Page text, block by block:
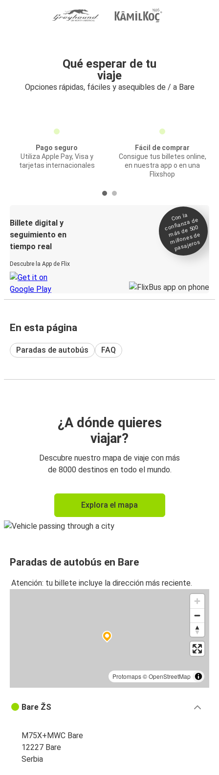
Qué esperar de tu
viaje
Opciones rápidas, fáciles y asequibles de / a Bare
Pago seguro
Utiliza Apple Pay, Visa y
tarjetas internacionales
Fácil de comprar
Consigue tus billetes online,
en nuestra app o en una
Flixshop
Billete digital y
seguimiento en
tiempo real
Descubre la App de Flix
Con la
confianza de
más de 500
millones de
pasajeros
En esta página
Paradas de autobús FAQ
¿A dónde quieres
viajar?
Descubre nuestro mapa de viaje con más
de 8000 destinos en todo el mundo.
Explora el mapa
Paradas de autobús en Bare
Atención: tu billete incluye la dirección más reciente.
Protomaps©OpenStreetMap
Bare ŽS
M75X+MWC Bare
12227 Bare
Serbia